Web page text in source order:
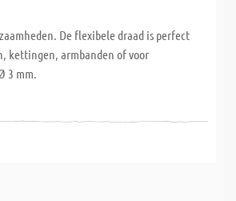
De flexibele draad is perfect
kettingen, armbanden of voor
3 mm.